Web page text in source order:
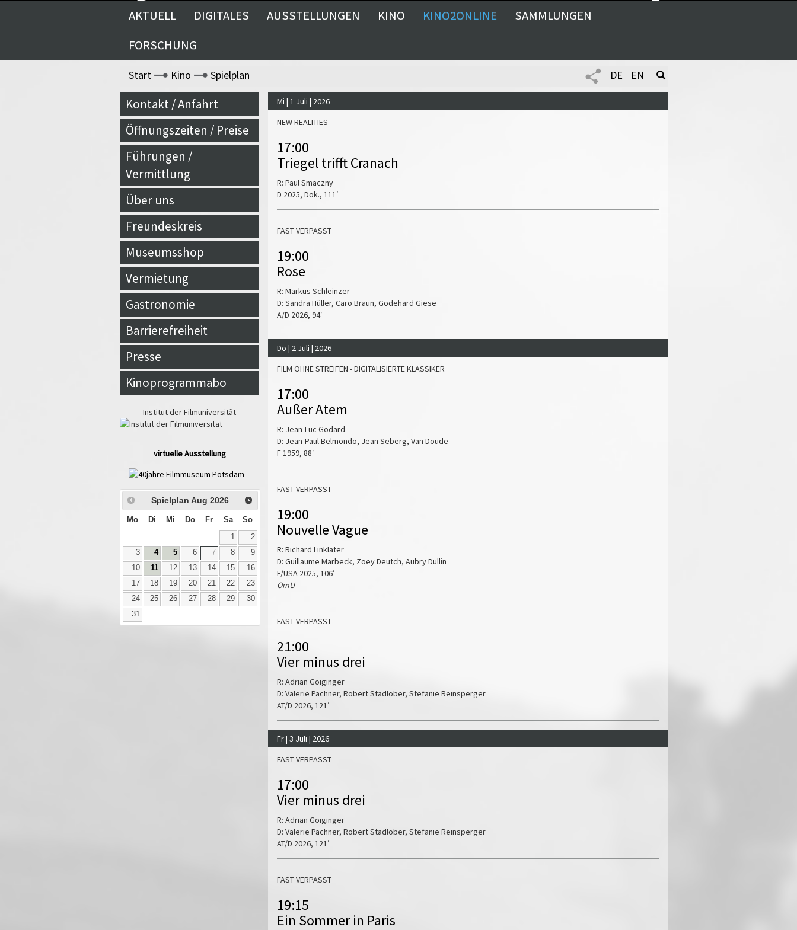
AKTUELL DIGITALES AUSSTELLUNGEN KINO KINO2ONLINE
SAMMLUNGEN
FORSCHUNG
Start Kino Spielplan DE EN
Kontakt / Anfahrt
Öffnungszeiten / Preise
Führungen /
Vermittlung
Über uns
Freundeskreis
Museumsshop
Vermietung
Gastronomie
Barrierefreiheit
Presse
Kinoprogrammabo
Institut der Filmuniversität
virtuelle Ausstellung
Spielplan Aug 2026
Mo Di Mi Do Fr Sa So
1
2
3
4 5 6 7 8
9
10
11 12 13 14 15
16
17
18 19 20 21 22
23
24
25 26 27 28 29
30
31
Mi | 1 Juli | 2026
NEW REALITIES
17:00
Triegel trifft Cranach
R: Paul Smaczny
D 2025, Dok., 111′
FAST VERPASST
19:00
Rose
R: Markus Schleinzer
D: Sandra Hüller, Caro Braun, Godehard Giese
A/D 2026, 94′
Do | 2 Juli | 2026
FILM OHNE STREIFEN - DIGITALISIERTE KLASSIKER
17:00
Außer Atem
R: Jean-Luc Godard
D: Jean-Paul Belmondo, Jean Seberg, Van Doude
F 1959, 88′
FAST VERPASST
19:00
Nouvelle Vague
R: Richard Linklater
D: Guillaume Marbeck, Zoey Deutch, Aubry Dullin
F/USA 2025, 106′
OmU
FAST VERPASST
21:00
Vier minus drei
R: Adrian Goiginger
D: Valerie Pachner, Robert Stadlober, Stefanie Reinsperger
AT/D 2026, 121′
Fr | 3 Juli | 2026
FAST VERPASST
17:00
Vier minus drei
R: Adrian Goiginger
D: Valerie Pachner, Robert Stadlober, Stefanie Reinsperger
AT/D 2026, 121′
FAST VERPASST
19:15
Ein Sommer in Paris